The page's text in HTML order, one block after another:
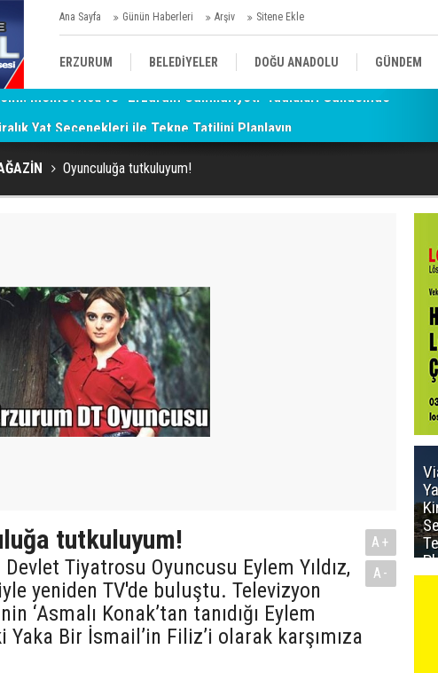
Ana Sayfa Günün Haberleri Arşiv Sitene Ekle
ERZURUM BELEDİYELER DOĞU ANADOLU GÜNDEM
KÜLTÜR/SANAT//MAĞAZİN
Oyunculuğa tutkuluyum!
tutkuluyum!
Tiyatrosu Oyuncusu Eylem Yıldız,
yeniden TV'de buluştu. Televizyon
‘Asmalı Konak’tan tanıdığı Eylem
Yaka Bir İsmail’in Filiz’i olarak karşımıza
A+
A-